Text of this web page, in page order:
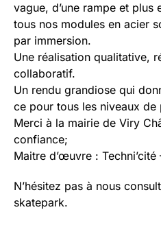
vague, d’une rampe et
tous nos modules en acier
par immersion.
Une réalisation qualitative,
collaboratif.
Un rendu grandiose qui
ce pour tous les niveaux de
Merci à la mairie de Viry
confiance;
Maitre d’œuvre : Techni’cité
N’hésitez pas à nous
skatepark.